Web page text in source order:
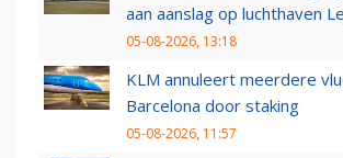
aan aanslag op luchthaven
05-08-2026, 13:18
KLM annuleert meerdere
Barcelona door staking
05-08-2026, 11:57